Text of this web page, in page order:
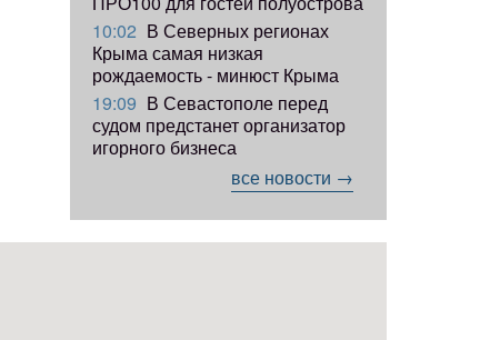
10:02 В Северных регионах
Крыма самая низкая
рождаемость - минюст Крыма
19:09 В Севастополе перед
судом предстанет организатор
игорного бизнеса
все новости →